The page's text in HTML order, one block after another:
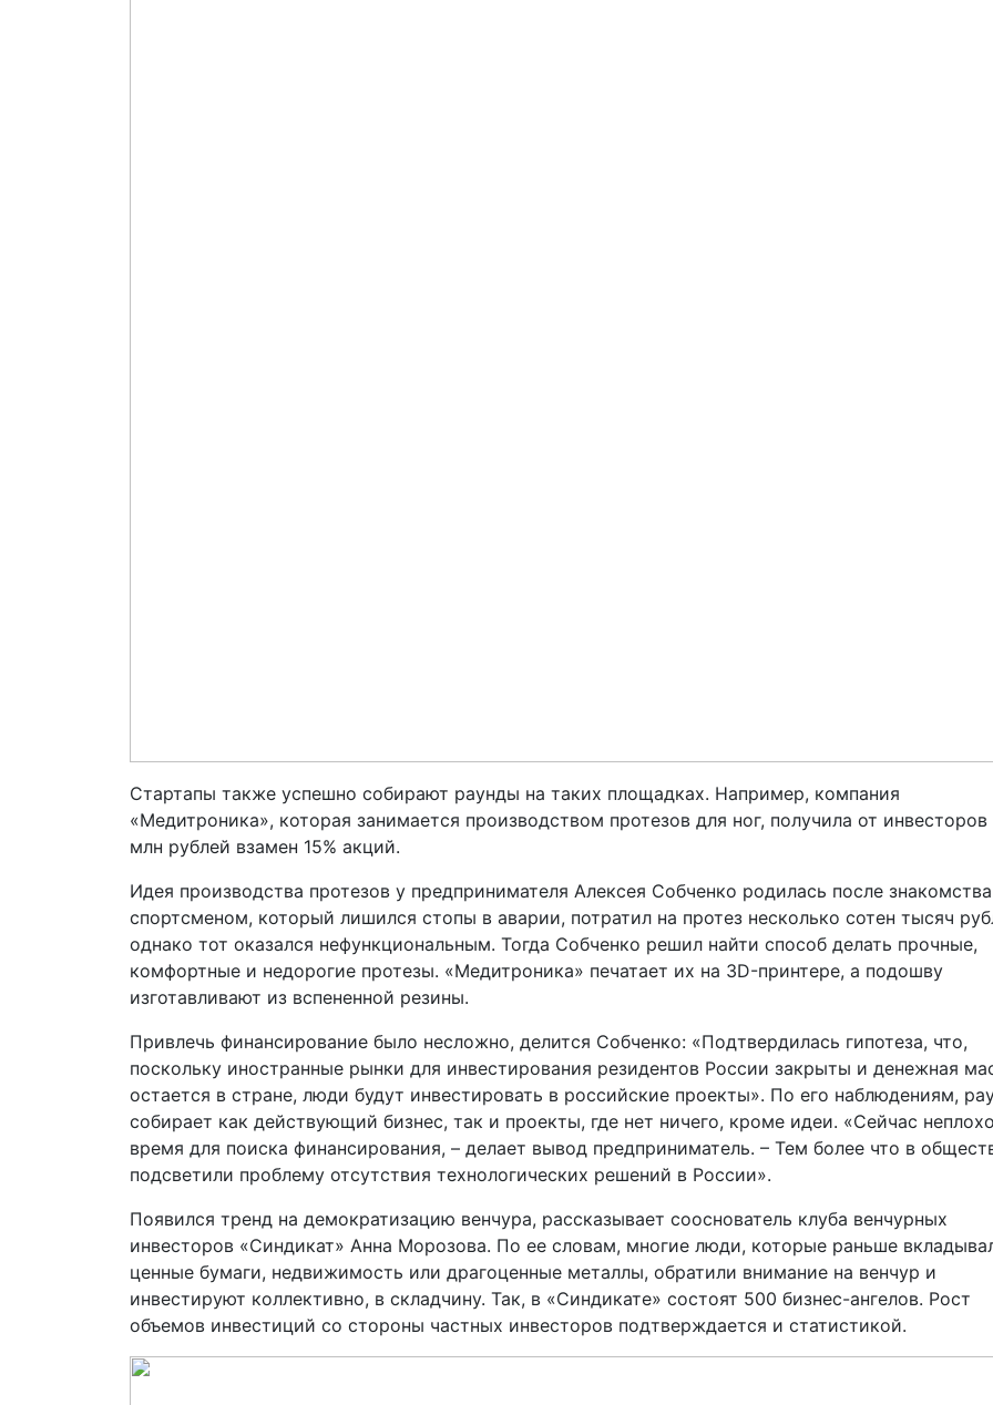
Стартапы также успешно собирают раунды на таких площадках. Например, компания
«Медитроника», которая занимается производством протезов для ног, получила от инвесторов
млн руб­лей взамен 15% акций.
Идея производства протезов у предпринимателя Алексея Собченко родилась после
спортсменом, который лишился стопы в аварии, потратил на протез несколько сотен тысяч
однако тот оказался нефункциональным. Тогда Собченко решил найти способ делать прочные,
комфортные и недорогие протезы. «Медитроника» печатает их на 3D-принтере, а подошву
изготавливают из вспененной резины.
Привлечь финансирование было несложно, делится Собченко: «Подтвердилась гипотеза, что,
поскольку иностранные рынки для инвестирования резидентов России закрыты и денежная
остается в стране, люди будут инвестировать в российские проекты». По его наблюдениям,
собирает как действующий бизнес, так и проекты, где нет ничего, кроме идеи. «Сейчас
время для поиска финансирования, – делает вывод предприниматель. – Тем более что в
подсветили проблему отсутствия технологических решений в России».
Появился тренд на демократизацию венчура, рассказывает сооснователь клуба венчурных
инвесторов «Синдикат» Анна Морозова. По ее словам, многие люди, которые раньше
ценные бумаги, недвижимость или драгоценные металлы, обратили внимание на венчур и
инвестируют коллективно, в складчину. Так, в «Синдикате» состоят 500 бизнес-­ангелов. Рост
объемов инвес­тиций со стороны частных инвесторов подтверждается и статистикой.